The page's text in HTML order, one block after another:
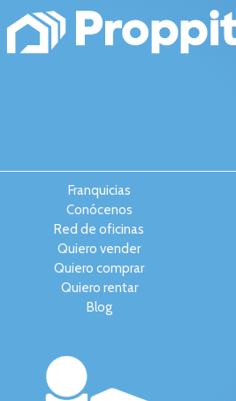
Franquicias
Conócenos
Red de oficinas
Quiero vender
Quiero comprar
Quiero rentar
Blog